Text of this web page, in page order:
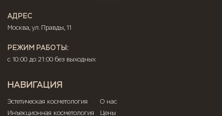
АДРЕС
Москва, ул. Правды, 11
РЕЖИМ РАБОТЫ:
с 10:00 до 21:00 без выходных
НАВИГАЦИЯ
Эстетическая косметология
Инъекционная косметология
О нас
Цены